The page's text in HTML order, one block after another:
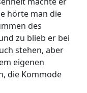
hörte man die
des
zu blieb er bei
stehen, aber
eigenen
die Kommode